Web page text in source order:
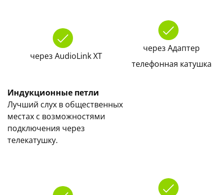
через AudioLink XT
через Aдаптер
телефонная катушка
Индукционные петли
Лучший слух в общественных
местах с возможностями
подключения через
телекатушку.